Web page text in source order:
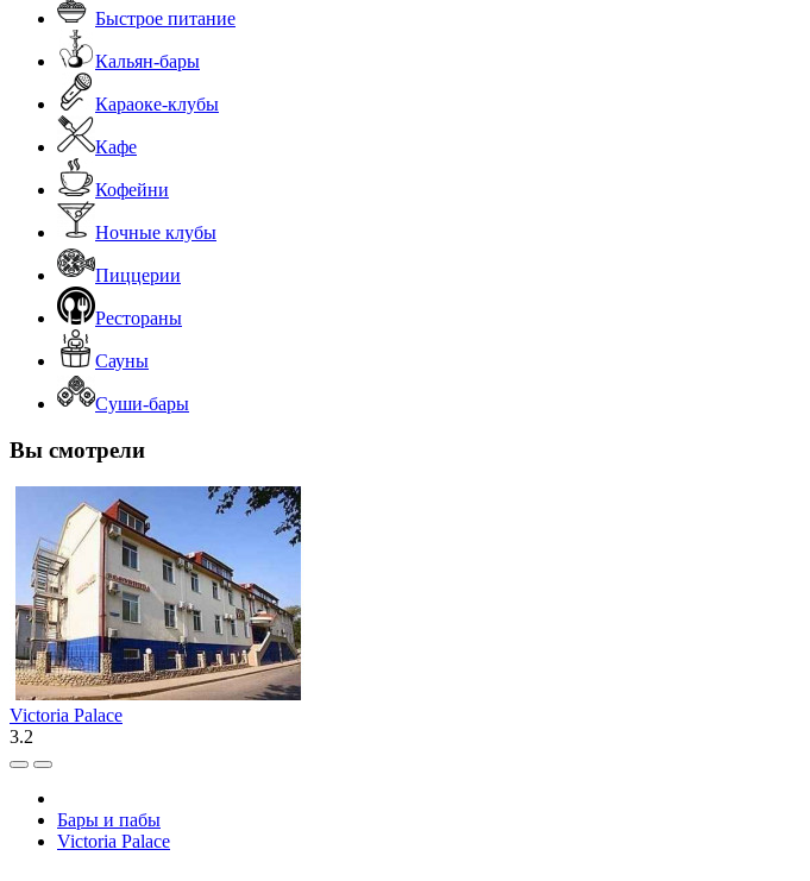
Быстрое питание
Кальян-бары
Караоке-клубы
Кафе
Кофейни
Ночные клубы
Пиццерии
Рестораны
Сауны
Суши-бары
Вы смотрели
Victoria Palace
3.2
Бары и пабы
Victoria Palace